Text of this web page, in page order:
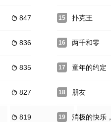
 847
 836
 835
 827
 819
15 扑克王
16 两千和零
17 童年的约定
18 朋友
19 消极的快乐